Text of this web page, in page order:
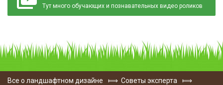
Тут много обучающих и познавательных видео роликов
Все о ландшафтном дизайне ⟾ Советы эксперта
⟾